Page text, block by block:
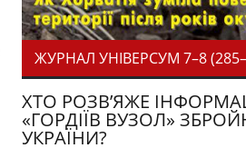
ЖУРНАЛ УНІВЕРСУМ 7–8
ХТО РОЗВ’ЯЖЕ
«ГОРДІЇВ ВУЗОЛ»
УКРАЇНИ?